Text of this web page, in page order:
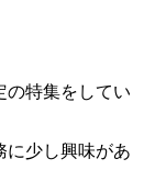
の特集をしてい
に少し興味があ